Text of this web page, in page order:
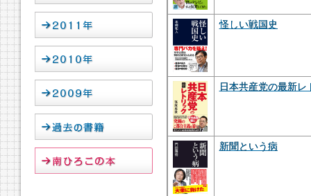
怪しい戦国史
日本共産党の最新レ
新聞という病